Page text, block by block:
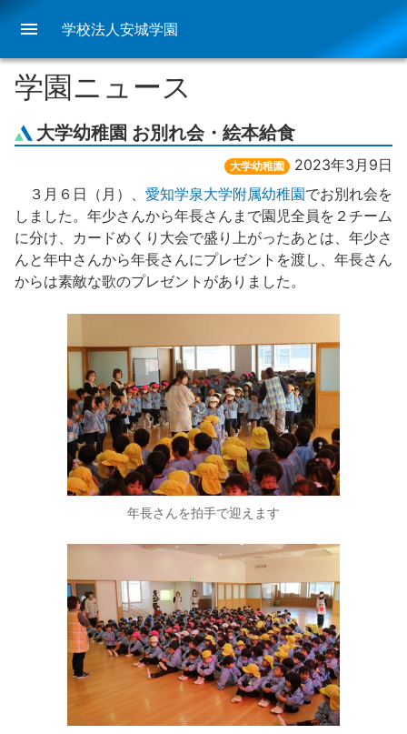
menu 学校法人安城学園
学園ニュース
大学幼稚園 お別れ会・絵本給食
大学幼稚園
2023年3月9日
３月６日（月）、 愛知学泉大学附属幼稚園でお別れ会を
しました。年少さんから年長さんまで園児全員を２チーム
に分け、カードめくり大会で盛り上がったあとは、年少さ
んと年中さんから年長さんにプレゼントを渡し、年長さん
からは素敵な歌のプレゼントがありました。
年長さんを拍手で迎えます